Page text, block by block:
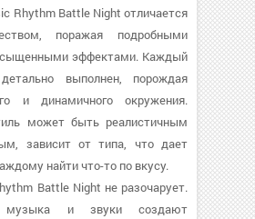
Rhythm Battle Night отличается
поражая подробными
эффектами. Каждый
выполнен, порождая
и динамичного окружения.
может быть реалистичным
зависит от типа, что дает
найти что-то по вкусу.
Battle Night не разочарует.
музыка и звуки создают